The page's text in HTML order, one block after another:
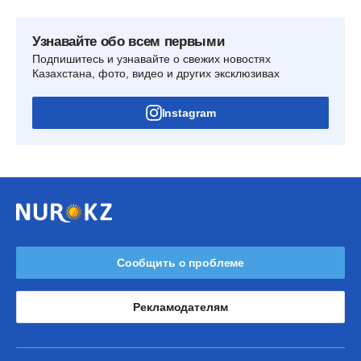
Узнавайте обо всем первыми
Подпишитесь и узнавайте о свежих новостях
Казахстана, фото, видео и других эксклюзивах
Instagram
Сообщить о проблеме
Рекламодателям